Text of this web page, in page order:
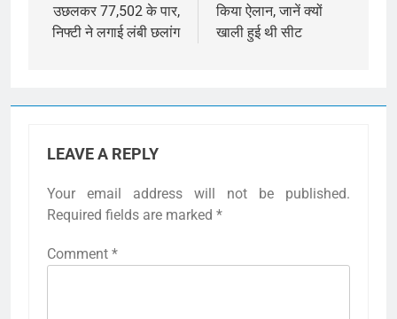
उछलकर 77,502 के पार,
निफ्टी ने लगाई लंबी छलांग
किया ऐलान, जानें क्यों
खाली हुई थी सीट
LEAVE A REPLY
Your email address will not be published.
Required fields are marked *
Comment *